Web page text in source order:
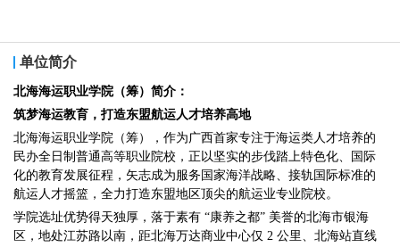
单位简介
北海海运职业学院（筹）简介：
筑梦海运教育，打造东盟航运人才培养高地
北海海运职业学院（筹），作为广西首家专注于海运类人才培养的
民办全日制普通高等职业院校，正以坚实的步伐踏上特色化、国际
化的教育发展征程，矢志成为服务国家海洋战略、接轨国际标准的
航运人才摇篮，全力打造东盟地区顶尖的航运业专业院校。
学院选址优势得天独厚，落于素有 “康养之都” 美誉的北海市银海
区，地处江苏路以南，距北海万达商业中心仅 2 公里、北海站直线